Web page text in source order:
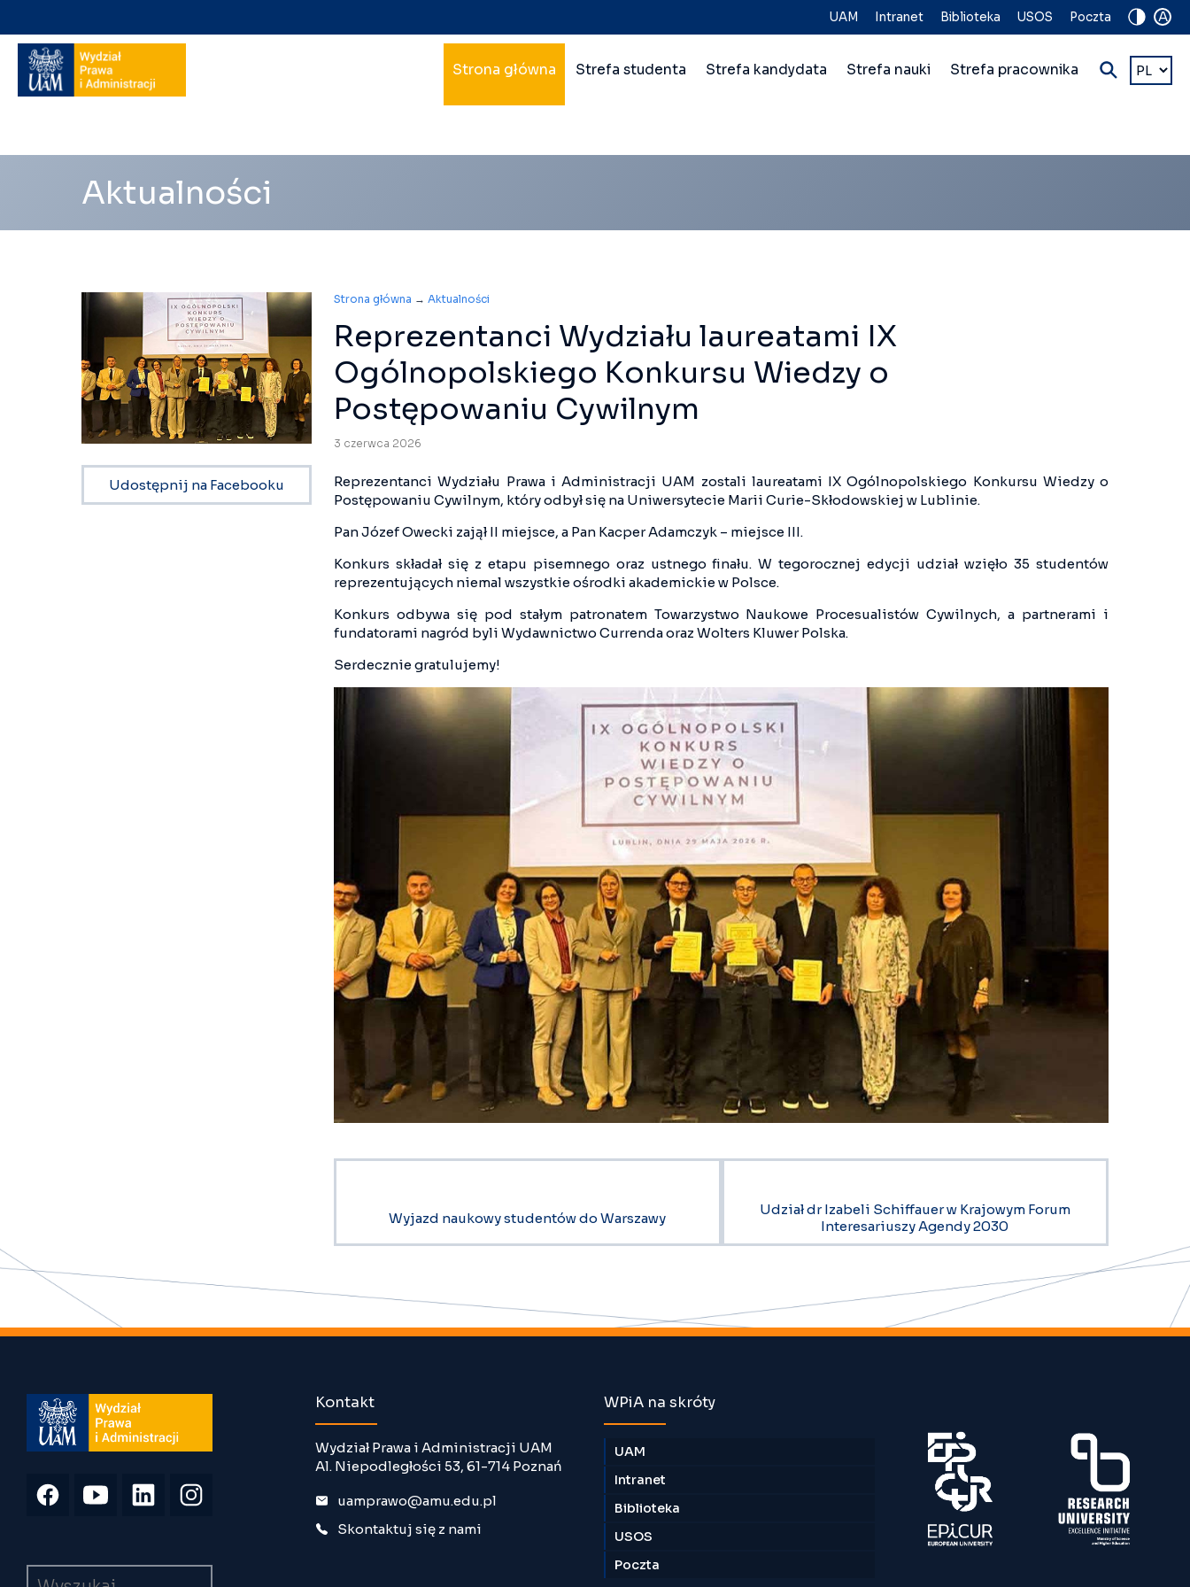
A
Nawigacja
na
skróty
UAM Intranet Biblioteka USOS Poczta
Nawigacja
główna
wielopoziomowa
Strona główna Strefa studenta Strefa kandydata Strefa nauki Strefa pracownika
Wybierz
język
Aktualności
Udostępnij na Facebooku
Strona główna → Aktualności
Reprezentanci Wydziału laureatami IX
Ogólnopolskiego Konkursu Wiedzy o
Postępowaniu Cywilnym
3 czerwca 2026
Reprezentanci Wydziału Prawa i Administracji UAM zostali laureatami IX Ogólnopolskiego Konkursu Wiedzy o
Postępowaniu Cywilnym, który odbył się na Uniwersytecie Marii Curie-Skłodowskiej w Lublinie.
Pan Józef Owecki zajął II miejsce, a Pan Kacper Adamczyk – miejsce III.
Konkurs składał się z etapu pisemnego oraz ustnego finału. W tegorocznej edycji udział wzięło 35 studentów
reprezentujących niemal wszystkie ośrodki akademickie w Polsce.
Konkurs odbywa się pod stałym patronatem Towarzystwo Naukowe Procesualistów Cywilnych, a partnerami i
fundatorami nagród byli Wydawnictwo Currenda oraz Wolters Kluwer Polska.
Serdecznie gratulujemy!
Wyjazd naukowy studentów do Warszawy
Udział dr Izabeli Schiffauer w Krajowym Forum
Interesariuszy Agendy 2030
Kontakt
Wydział Prawa i Administracji UAM
Al. Niepodległości 53, 61-714 Poznań
uamprawo@amu.edu.pl
Skontaktuj się z nami
WPiA na skróty
UAM
Intranet
Biblioteka
USOS
Poczta